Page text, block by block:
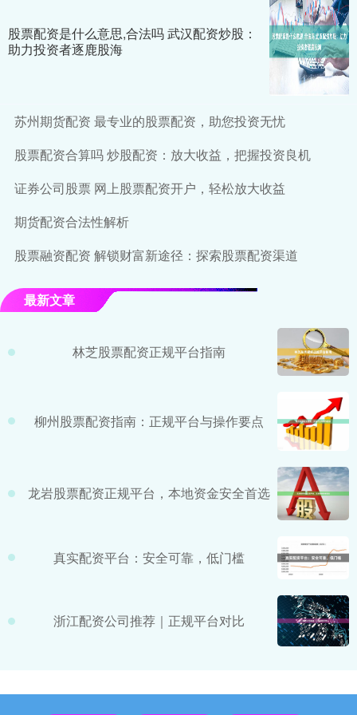
股票配资是什么意思,合法吗 武汉配资炒股：
助力投资者逐鹿股海
苏州期货配资 最专业的股票配资，助您投资无忧
股票配资合算吗 炒股配资：放大收益，把握投资良机
证券公司股票 网上股票配资开户，轻松放大收益
期货配资合法性解析
股票融资配资 解锁财富新途径：探索股票配资渠道
最新文章
林芝股票配资正规平台指南
柳州股票配资指南：正规平台与操作要点
龙岩股票配资正规平台，本地资金安全首选
真实配资平台：安全可靠，低门槛
浙江配资公司推荐｜正规平台对比